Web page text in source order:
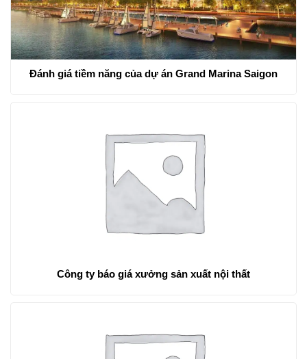
Đánh giá tiềm năng của dự án Grand Marina Saigon
Công ty báo giá xưởng sản xuất nội thất